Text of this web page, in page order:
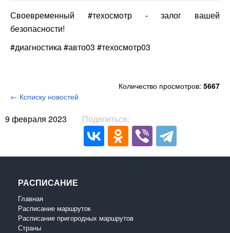
Своевременный #техосмотр - залог вашей
безопасности!
#диагностика #авто03 #техосмотр03
Количество просмотров: 5667
← Ксписку новостей
9 февраля 2023 Поделиться:
РАСПИСАНИЕ
Главная
Расписание маршруток
Расписание пригородных маршрутов
Страны